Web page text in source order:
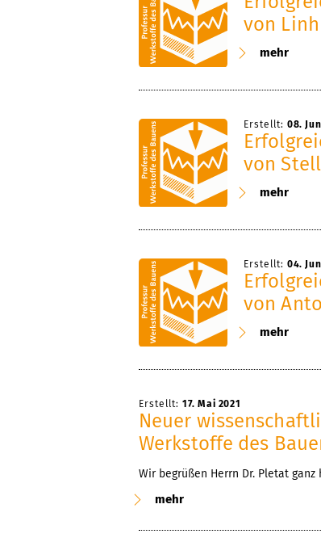
von
mehr
Erstellt: 08.
von
mehr
Erstellt: 04.
von
mehr
Erstellt: 17. Mai 2021
Neuer
Werkstoffe des
Wir begrüßen Herrn Dr. Pletat
mehr